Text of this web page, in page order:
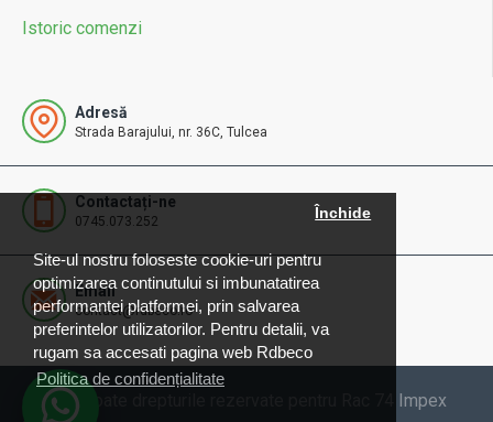
Site-ul nostru foloseste cookie-uri pentru
optimizarea continutului si imbunatatirea
performantei platformei, prin salvarea
preferintelor utilizatorilor. Pentru detalii, va
rugam sa accesati pagina web Rdbeco
Politica de confidențialitate
Închide
Istoric comenzi
Adresă
Strada Barajului, nr. 36C, Tulcea
Contactați-ne
0745.073.252
Email
contact@rdbeco.ro
© 2025 Toate drepturile rezervate pentru Rac 74 Impex